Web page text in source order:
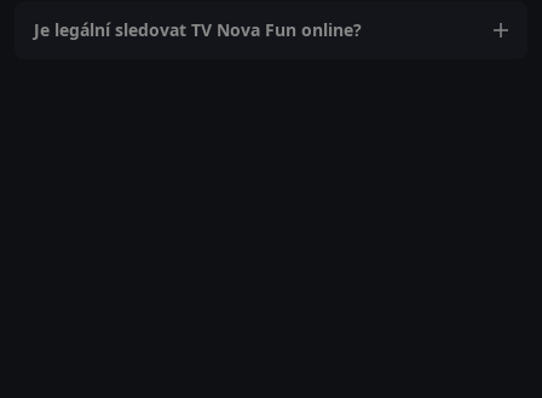
Je legální sledovat TV Nova Fun online?